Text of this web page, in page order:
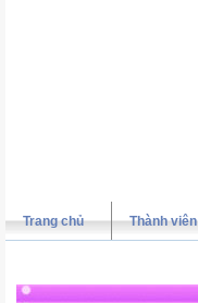
Trang chủ Thành viên